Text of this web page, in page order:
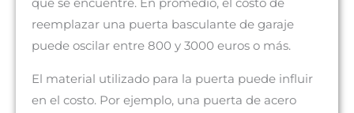
que se encuentre. En promedio, el costo de
reemplazar una puerta basculante de garaje
puede oscilar entre 800 y 3000 euros o más.
El material utilizado para la puerta puede influir
en el costo. Por ejemplo, una puerta de acero